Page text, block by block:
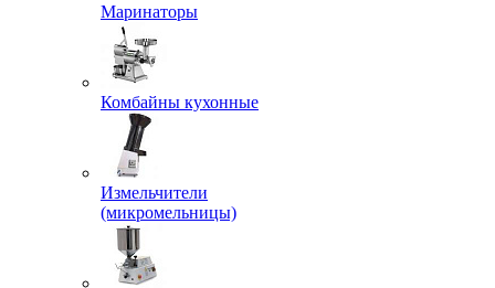
Маринаторы
Комбайны кухонные
Измельчители
(микромельницы)